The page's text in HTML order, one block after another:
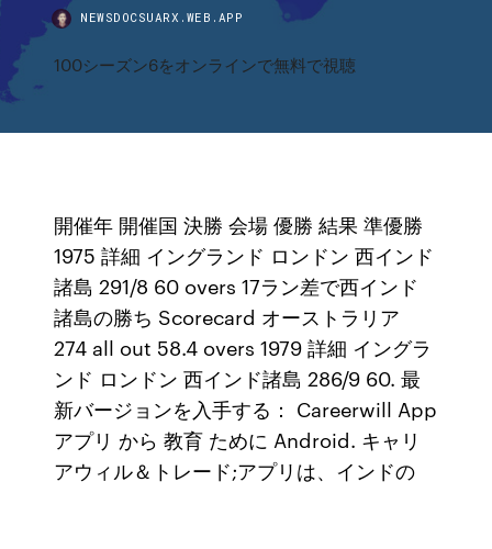
NEWSDOCSUARX.WEB.APP
100シーズン6をオンラインで無料で視聴
開催年 開催国 決勝 会場 優勝 結果 準優勝
1975 詳細 イングランド ロンドン 西インド
諸島 291/8 60 overs 17ラン差で西インド
諸島の勝ち Scorecard オーストラリア
274 all out 58.4 overs 1979 詳細 イングラ
ンド ロンドン 西インド諸島 286/9 60. 最
新バージョンを入手する： Careerwill App
アプリ から 教育 ために Android. キャリ
アウィル＆トレード;アプリは、インドの